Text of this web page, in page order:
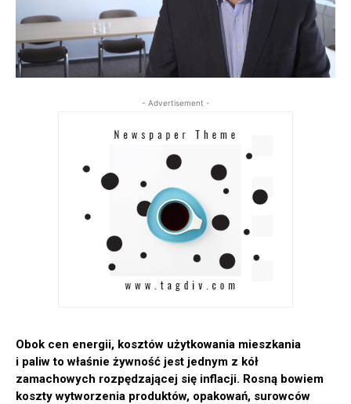
- Advertisement -
Obok cen energii, kosztów użytkowania mieszkania
i paliw to właśnie żywność jest jednym z kół
zamachowych rozpędzającej się inflacji. Rosną bowiem
koszty wytworzenia produktów, opakowań, surowców